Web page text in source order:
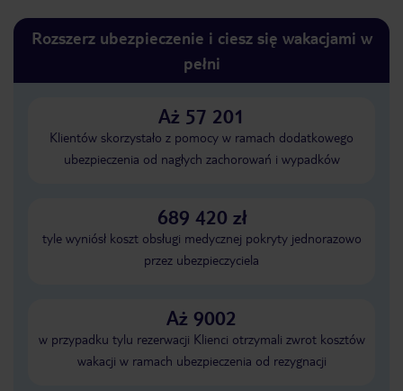
Rozszerz ubezpieczenie i ciesz się wakacjami w
pełni
Aż 57 201
Klientów skorzystało z pomocy w ramach dodatkowego
ubezpieczenia od nagłych zachorowań i wypadków
689 420 zł
tyle wyniósł koszt obsługi medycznej pokryty jednorazowo
przez ubezpieczyciela
Aż 9002
w przypadku tylu rezerwacji Klienci otrzymali zwrot kosztów
wakacji w ramach ubezpieczenia od rezygnacji